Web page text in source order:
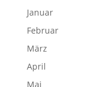
Januar
Februar
März
April
Mai